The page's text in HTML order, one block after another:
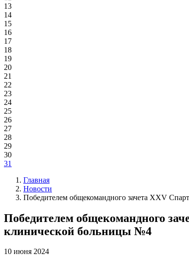
13
14
15
16
17
18
19
20
21
22
23
24
25
26
27
28
29
30
31
Главная
Новости
Победителем общекомандного зачета XXV
Победителем общекомандного
клинической больницы №4
10 июня 2024